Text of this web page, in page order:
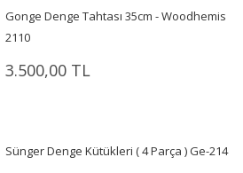
Gonge Denge Tahtası 35cm - Woodhemis
2110
3.500,00 TL
Sünger Denge Kütükleri ( 4 Parça ) Ge-214